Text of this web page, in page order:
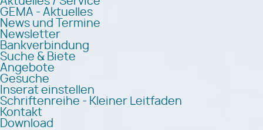
GEMA - Aktuelles
News und Termine
Newsletter
Bankverbindung
Suche & Biete
Angebote
Gesuche
Inserat einstellen
Schriftenreihe - Kleiner Leitfaden
Kontakt
Download